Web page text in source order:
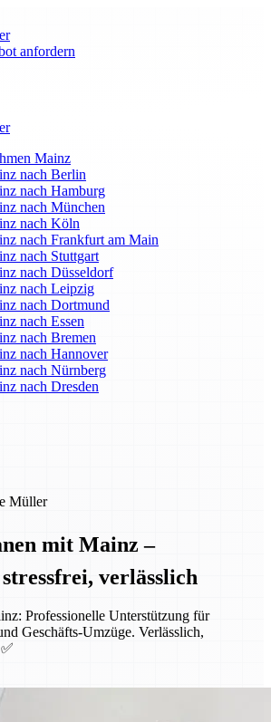
anfordern
Mainz
nach Berlin
nach Hamburg
nach München
nach Köln
nach Frankfurt am Main
nach Stuttgart
nach Düsseldorf
nach Leipzig
nach Dortmund
nach Essen
nach Bremen
nach Hannover
nach Nürnberg
nach Dresden
Müller
mit Mainz –
verlässlich
Professionelle Unterstützung für
Geschäfts-Umzüge. Verlässlich,